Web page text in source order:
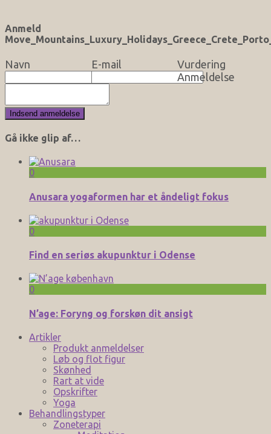
Anmeld
Navn E-mail
Vurdering
Anmeldelse
Gå ikke glip af…
0
Anusara yogaformen har et åndeligt fokus
0
Find en seriøs akupunktur i Odense
0
N’age: Foryng og forskøn dit ansigt
Artikler
Produkt anmeldelser
Løb og flot figur
Skønhed
Rart at vide
Opskrifter
Yoga
Behandlingstyper
Zoneterapi